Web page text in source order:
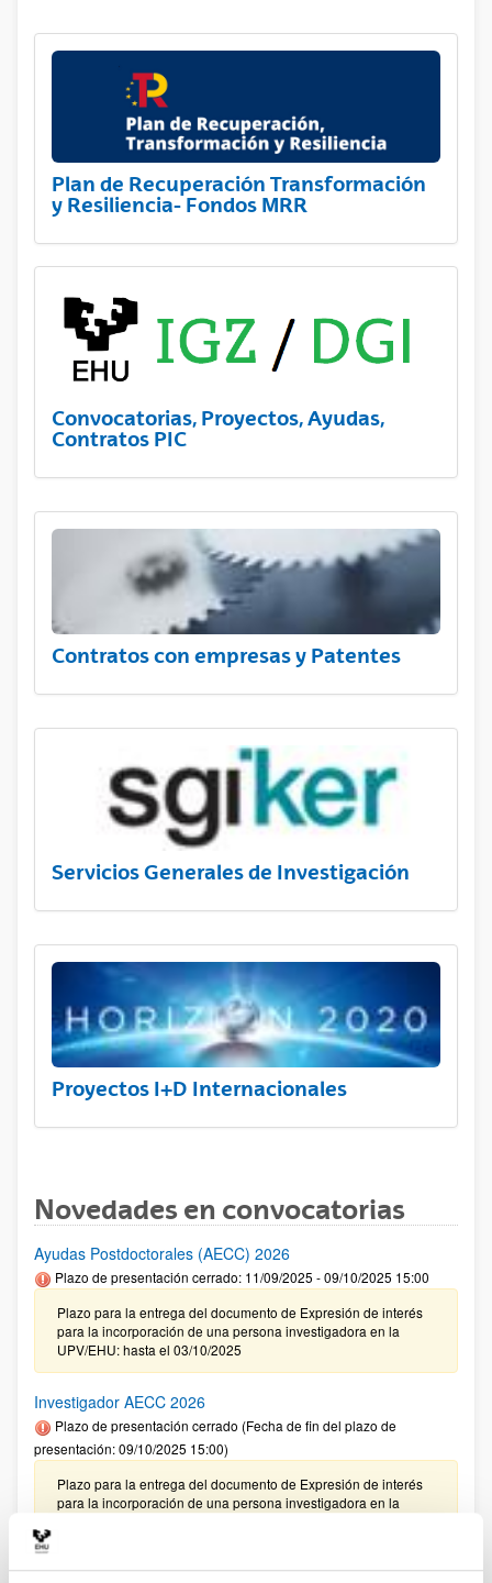
Plan de Recuperación Transformación
y Resiliencia- Fondos MRR
Convocatorias, Proyectos, Ayudas,
Contratos PIC
Contratos con empresas y Patentes
Servicios Generales de Investigación
Proyectos I+D Internacionales
Novedades en convocatorias
Ayudas Postdoctorales (AECC) 2026
Plazo de presentación cerrado: 11/09/2025 - 09/10/2025 15:00
Plazo para la entrega del documento de Expresión de interés
para la incorporación de una persona investigadora en la
UPV/EHU: hasta el 03/10/2025
Investigador AECC 2026
Plazo de presentación cerrado (Fecha de fin del plazo de
presentación: 09/10/2025 15:00)
Plazo para la entrega del documento de Expresión de interés
para la incorporación de una persona investigadora en la
CONVOCATORIA 2025- I EXTRAORDINARIA PARA LA